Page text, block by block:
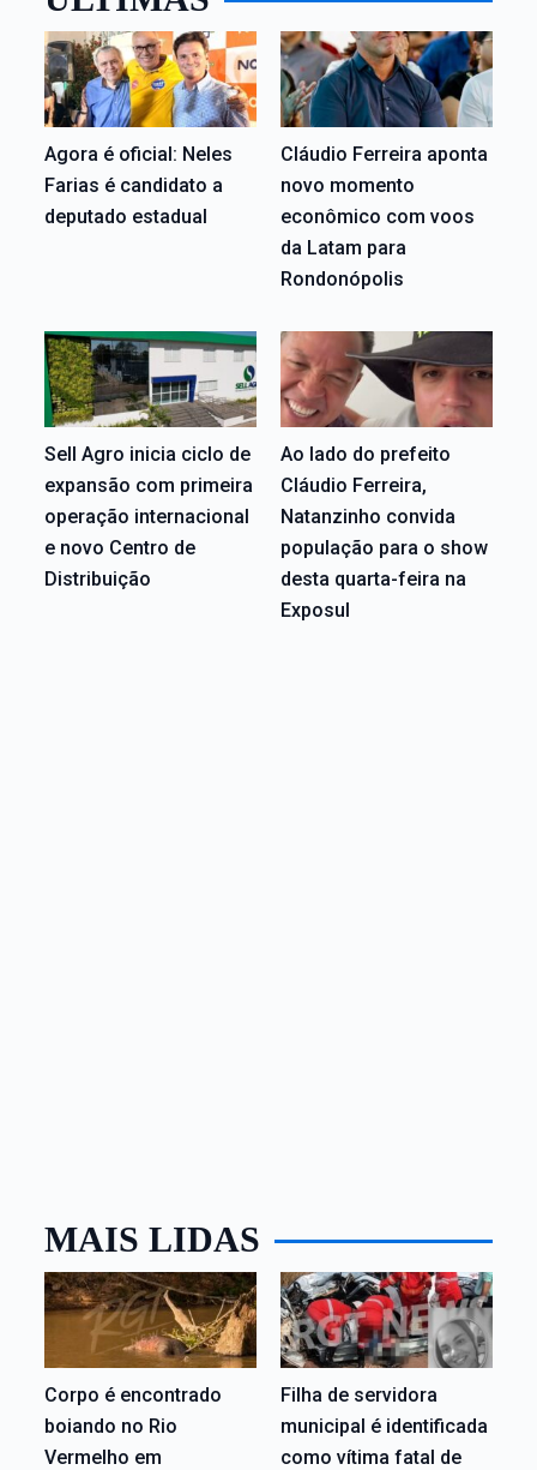
Agora é oficial: Neles
Farias é candidato a
deputado estadual
Cláudio Ferreira aponta
novo momento
econômico com voos
da Latam para
Rondonópolis
Sell Agro inicia ciclo de
expansão com primeira
operação internacional
e novo Centro de
Distribuição
Ao lado do prefeito
Cláudio Ferreira,
Natanzinho convida
população para o show
desta quarta-feira na
Exposul
MAIS LIDAS
Corpo é encontrado
boiando no Rio
Vermelho em
Filha de servidora
municipal é identificada
como vítima fatal de